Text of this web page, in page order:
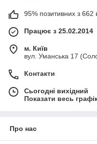
95% позитивних з 662
Працює з 25.02.2014
м. Київ
вул. Уманська 17
Контакти
Сьогодні вихідний
Показати весь
Про нас